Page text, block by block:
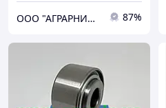
ООО "АГРАРНИК ТС", г. Харьков 87%